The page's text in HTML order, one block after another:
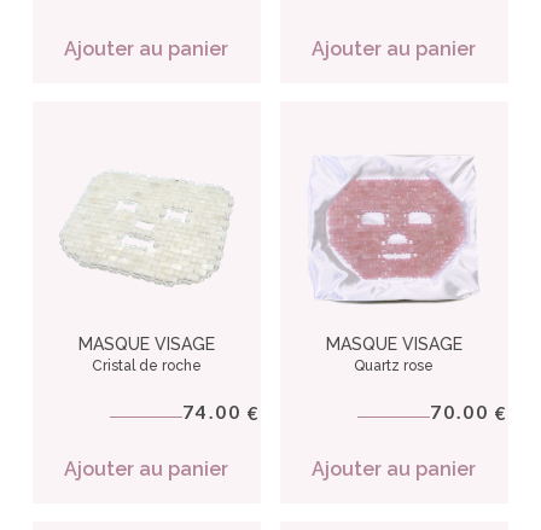
Ajouter au panier Ajouter au panier
MASQUE VISAGE
Cristal de roche
74.00 €
Ajouter au panier
MASQUE VISAGE
Quartz rose
70.00 €
Ajouter au panier